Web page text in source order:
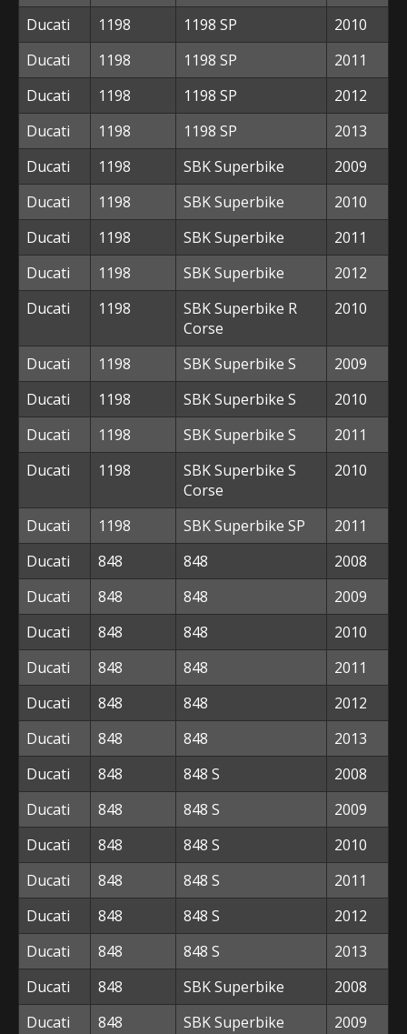
Ducati
1198 1198 SP
2010
Ducati
1198 1198 SP
2011
Ducati
1198 1198 SP
2012
Ducati
1198 1198 SP
2013
Ducati
1198 SBK Superbike
2009
Ducati
1198 SBK Superbike
2010
Ducati
1198 SBK Superbike
2011
Ducati
1198 SBK Superbike
2012
Ducati
1198
SBK Superbike R
Corse
2010
Ducati 1198 SBK Superbike S
2009
Ducati
1198 SBK Superbike S
2010
Ducati
1198 SBK Superbike S
2011
Ducati
1198
SBK Superbike S
Corse
2010
Ducati 1198 SBK Superbike SP
2011
Ducati
848 848
2008
Ducati
848 848
2009
Ducati
848 848
2010
Ducati
848 848
2011
Ducati
848 848
2012
Ducati
848 848
2013
Ducati
848 848 S
2008
Ducati
848 848 S
2009
Ducati
848 848 S
2010
Ducati
848 848 S
2011
Ducati
848 848 S
2012
Ducati
848 848 S
2013
Ducati
848 SBK Superbike
2008
Ducati
848 SBK Superbike
2009